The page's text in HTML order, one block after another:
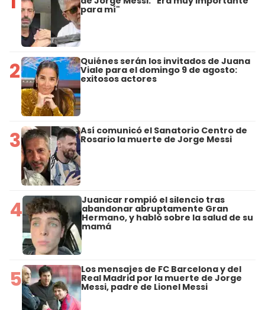
para mí"
2 Quiénes serán los invitados de Juana
Viale para el domingo 9 de agosto:
exitosos actores
3 Así comunicó el Sanatorio Centro de
Rosario la muerte de Jorge Messi
4 Juanicar rompió el silencio tras
abandonar abruptamente Gran
Hermano, y habló sobre la salud de su
mamá
5 Los mensajes de FC Barcelona y del
Real Madrid por la muerte de Jorge
Messi, padre de Lionel Messi